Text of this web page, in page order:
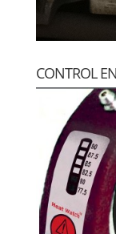
CONTROL